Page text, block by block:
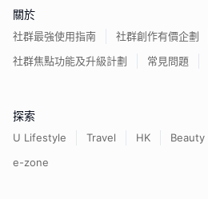
關於
社群最強使用指南
社群創作有價企劃
社群焦點功能及升級計劃
常見問題
探索
U Lifestyle Travel HK Beauty
e-zone